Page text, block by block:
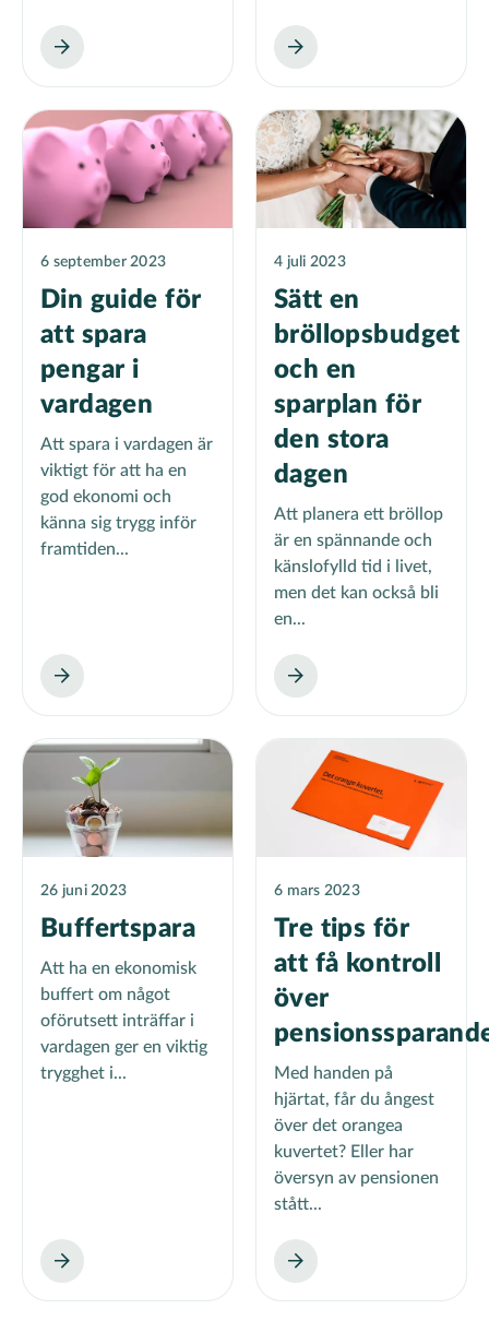
6 september 2023
Din guide för
att spara
pengar i
vardagen
Att spara i vardagen är
viktigt för att ha en
god ekonomi och
känna sig trygg inför
framtiden...
4 juli 2023
Sätt en
bröllopsbudget
och en
sparplan för
den stora
dagen
Att planera ett bröllop
är en spännande och
känslofylld tid i livet,
men det kan också bli
en...
26 juni 2023
Buffertspara
Att ha en ekonomisk
buffert om något
oförutsett inträffar i
vardagen ger en viktig
trygghet i...
6 mars 2023
Tre tips för
att få kontroll
över
Med handen på
hjärtat, får du ångest
över det orangea
kuvertet? Eller har
översyn av pensionen
stått...